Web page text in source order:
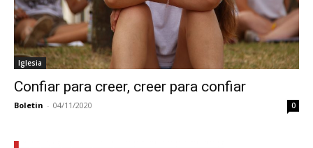
Iglesia
Confiar para creer, creer para confiar
Boletin - 04/11/2020 0